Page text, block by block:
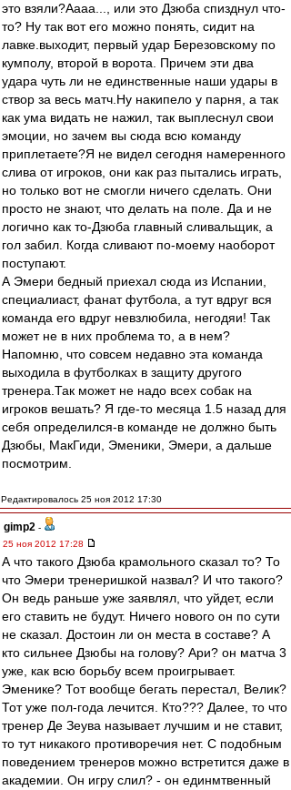
это взяли?Аааа..., или это Дзюба спизднул что-
то? Ну так вот его можно понять, сидит на
лавке.выходит, первый удар Березовскому по
кумполу, второй в ворота. Причем эти два
удара чуть ли не единственные наши удары в
створ за весь матч.Ну накипело у парня, а так
как ума видать не нажил, так выплеснул свои
эмоции, но зачем вы сюда всю команду
приплетаете?Я не видел сегодня намеренного
слива от игроков, они как раз пытались играть,
но только вот не смогли ничего сделать. Они
просто не знают, что делать на поле. Да и не
логично как то-Дзюба главный сливальщик, а
гол забил. Когда сливают по-моему наоборот
поступают.
А Эмери бедный приехал сюда из Испании,
специалиаст, фанат футбола, а тут вдруг вся
команда его вдруг невзлюбила, негодяи! Так
может не в них проблема то, а в нем?
Напомню, что совсем недавно эта команда
выходила в футболках в защиту другого
тренера.Так может не надо всех собак на
игроков вешать? Я где-то месяца 1.5 назад для
себя определился-в команде не должно быть
Дзюбы, МакГиди, Эменики, Эмери, а дальше
посмотрим.
Редактировалось 25 ноя 2012 17:30
gimp2 -
25 ноя 2012 17:28
А что такого Дзюба крамольного сказал то? То
что Эмери тренеришкой назвал? И что такого?
Он ведь раньше уже заявлял, что уйдет, если
его ставить не будут. Ничего нового он по сути
не сказал. Достоин ли он места в составе? А
кто сильнее Дзюбы на голову? Ари? он матча 3
уже, как всю борьбу всем проигрывает.
Эменике? Тот вообще бегать перестал, Велик?
Тот уже пол-года лечится. Кто??? Далее, то что
тренер Де Зеува называет лучшим и не ставит,
то тут никакого противоречия нет. С подобным
поведением тренеров можно встретится даже в
академии. Он игру слил? - он единмтвенный